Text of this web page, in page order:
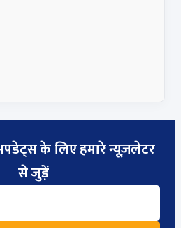
के लिए हमारे न्यूज़लेटर
से जुड़ें